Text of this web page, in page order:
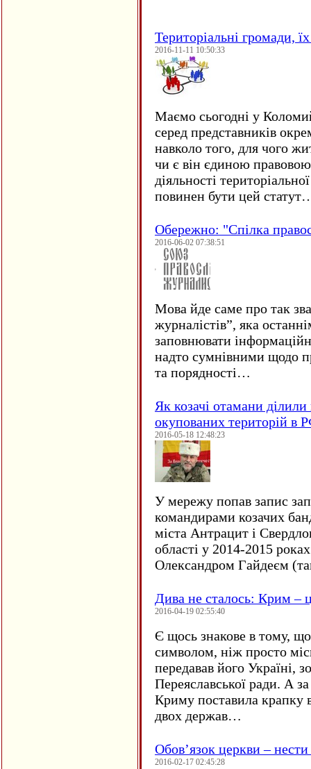
Територіальні громади,
2016-11-11 10:50:33
Маємо сьогодні у
серед представників
навколо того, для чого
чи є він єдиною
діяльності
повинен бути цей
Обережно: "Спілка
2016-06-02 07:38:51
Мова йде саме про так
журналістів”, яка
заповнювати
надто сумнівними щодо
та порядності…
Як козачі отамани
окупованих територій в
2016-05-18 12:48:23
У мережу попав запис
командирами козачих
міста Антрацит і
області у 2014-2015
Олександром Гайдеєм
Дива не сталось: Крим –
2016-04-19 02:55:40
Є щось знакове в тому, що
символом, ніж просто
передавав його Україні,
Переяславської ради. А
Криму поставила крапку
двох держав…
Обов’язок церкви –
2016-02-17 02:45:28